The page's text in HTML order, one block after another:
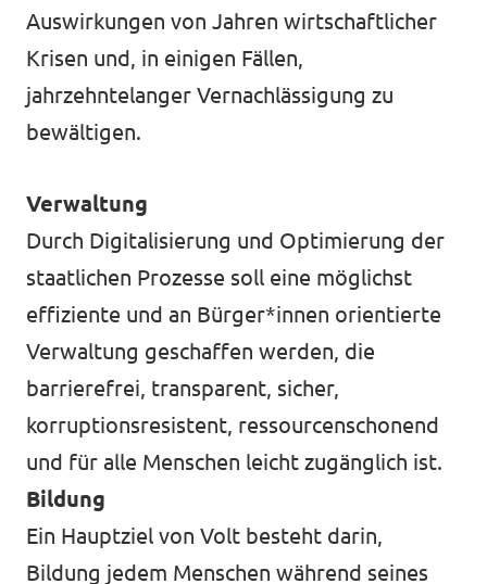
Impressum
Kontakt
Auswirkungen von Jahren wirtschaftlicher
Krisen und, in einigen Fällen,
jahrzehntelanger Vernachlässigung zu
bewältigen.
Verwaltung
Durch Digitalisierung und Optimierung der
staatlichen Prozesse soll eine möglichst
effiziente und an Bürger*innen orientierte
Verwaltung geschaffen werden, die
barrierefrei, transparent, sicher,
korruptionsresistent, ressourcenschonend
und für alle Menschen leicht zugänglich ist.
Bildung
Ein Hauptziel von Volt besteht darin,
Bildung jedem Menschen während seines